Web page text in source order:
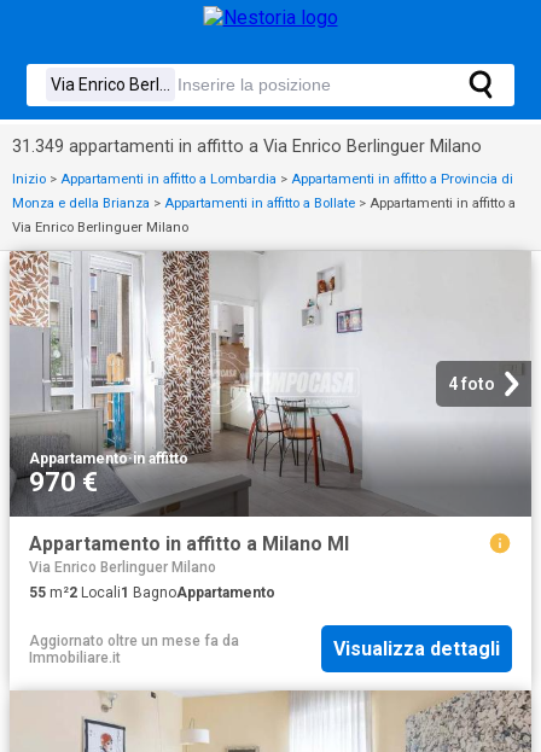
31.349 appartamenti in affitto a Via Enrico Berlinguer Milano
Inizio > Appartamenti in affitto a Lombardia > Appartamenti in affitto a Provincia di
Monza e della Brianza > Appartamenti in affitto a Bollate > Appartamenti in affitto a
Via Enrico Berlinguer Milano
4 foto
Appartamento·in affitto
970 €
Appartamento in affitto a Milano MI
Via Enrico Berlinguer Milano
55 m²2 Locali1 BagnoAppartamento
Aggiornato oltre un mese fa da
Immobiliare.it
Visualizza dettagli